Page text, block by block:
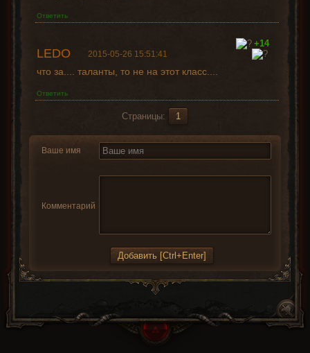
Ответить
LEDO 2015-05-26 15:51:41
что за.... таланты, то не на этот класс....
Ответить
+14
Страницы: 1
Ваше имя
Комментарий